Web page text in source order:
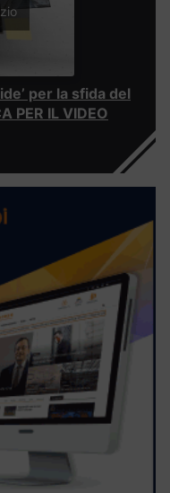
per la sfida del
PER IL VIDEO